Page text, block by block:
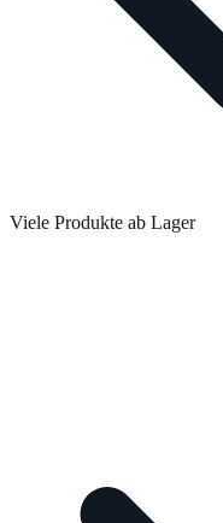
Viele Produkte ab Lager